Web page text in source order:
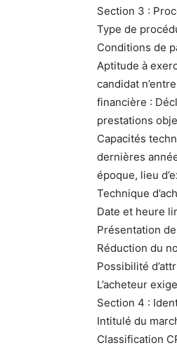
Section 3 :
Type de
Conditions de
Aptitude à
candidat
financière :
prestations
Capacités
dernières
époque, lieu
Technique
Date et heure
Présentation
Réduction du
Possibilité
L’acheteur
Section 4 :
Intitulé du
Classification